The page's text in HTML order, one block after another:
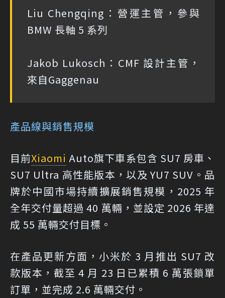
Liu Chengqing：營運主管，參與
BMW 長軸 5 系列
Jakob Lukosch：CMF 設計主管，
來自Gaggenau
產品線與銷售規模
目前Xiaomi Auto旗下車系包含 SU7 房車、
SU7 Ultra 高性能版本，以及 YU7 SUV。品
牌於中國市場持續擴展銷售規模，2025 年
全年交付量超過 40 萬輛，並設定 2026 年達
成 55 萬輛交付目標。
在產品更新方面，小米於 3 月推出 SU7 改
款版本，截至 4 月 23 日已累積 6 萬張鎖單
訂單，並完成 2.6 萬輛交付。